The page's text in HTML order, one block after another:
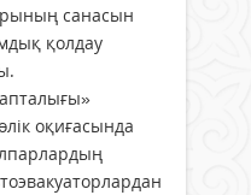
санасын
қолдау
апталығы»
оқиғасында